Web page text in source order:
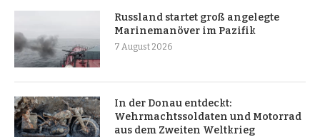
Russland startet groß angelegte
Marinemanöver im Pazifik
7 August 2026
In der Donau entdeckt:
Wehrmachtssoldaten und Motorrad
aus dem Zweiten Weltkrieg